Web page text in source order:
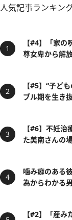
人気記事ランキン
【#4】「家
尊女卑から解
【#5】“子ど
ブル期を生き
【#6】不妊
た美南さんの
噛み癖のある
為からわかる
【#2】「産